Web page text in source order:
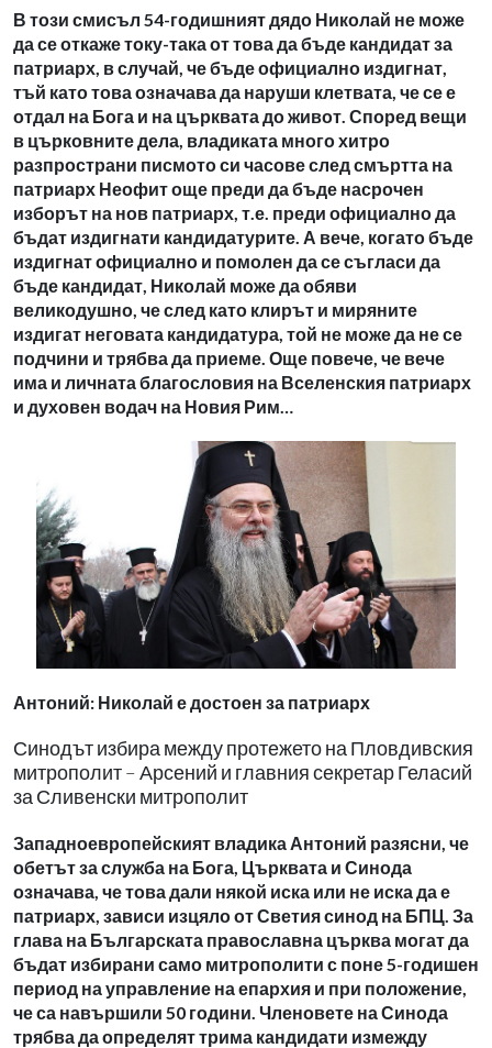
В този смисъл 54-годишният дядо Николай не може
да се откаже току-така от това да бъде кандидат за
патриарх, в случай, че бъде официално издигнат,
тъй като това означава да наруши клетвата, че се е
отдал на Бога и на църквата до живот. Според вещи
в църковните дела, владиката много хитро
разпространи писмото си часове след смъртта на
патриарх Неофит още преди да бъде насрочен
изборът на нов патриарх, т.е. преди официално да
бъдат издигнати кандидатурите. А вече, когато бъде
издигнат официално и помолен да се съгласи да
бъде кандидат, Николай може да обяви
великодушно, че след като клирът и миряните
издигат неговата кандидатура, той не може да не се
подчини и трябва да приеме. Още повече, че вече
има и личната благословия на Вселенския патриарх
и духовен водач на Новия Рим…
Антоний: Николай е достоен за патриарх
Синодът избира между протежето на Пловдивския
митрополит – Арсений и главния секретар Геласий
за Сливенски митрополит
Западноевропейският владика Антоний разясни, че
обетът за служба на Бога, Църквата и Синода
означава, че това дали някой иска или не иска да е
патриарх, зависи изцяло от Светия синод на БПЦ. За
глава на Българската православна църква могат да
бъдат избирани само митрополити с поне 5-годишен
период на управление на епархия и при положение,
че са навършили 50 години. Членовете на Синода
трябва да определят трима кандидати измежду